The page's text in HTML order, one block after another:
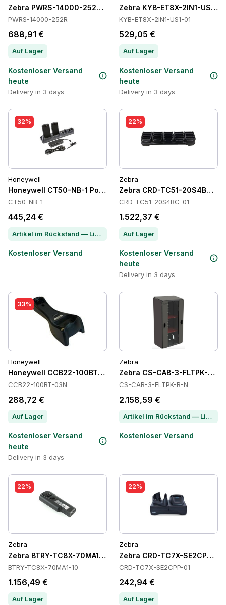
Zebra PWRS-14000-252R Power Supply
PWRS-14000-252R
688,91 €
Auf Lager
Kostenloser Versand
heute
Delivery in 3 days
Zebra KYB-ET8X-2IN1-US1-
KYB-ET8X-2IN1-US1-01
529,05 €
Auf Lager
Kostenloser Versand
heute
Delivery in 3 days
32%
Honeywell
Honeywell CT50-NB-1 Power Supply
CT50-NB-1
445,24 €
Artikel im Rückstand — Lieferzeit per Chat erfragen
Kostenloser Versand
22%
Zebra
Zebra CRD-TC51-20S4BC-
CRD-TC51-20S4BC-01
1.522,37 €
Auf Lager
Kostenloser Versand
heute
Delivery in 3 days
33%
Honeywell
Honeywell CCB22-100BT-03N Power Supply
CCB22-100BT-03N
288,72 €
Auf Lager
Kostenloser Versand
heute
Delivery in 3 days
Zebra
Zebra CS-CAB-3-FLTPK-B-N
CS-CAB-3-FLTPK-B-N
2.158,59 €
Artikel im Rückstand — Lieferzeit per Chat erfragen
Kostenloser Versand
22%
Zebra
Zebra BTRY-TC8X-70MA1-10 Batteries
BTRY-TC8X-70MA1-10
1.156,49 €
Auf Lager
22%
Zebra
Zebra CRD-TC7X-SE2CPP-
CRD-TC7X-SE2CPP-01
242,94 €
Auf Lager